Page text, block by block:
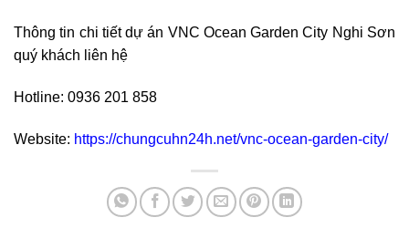
Thông tin chi tiết dự án VNC Ocean Garden City Nghi Sơn
quý khách liên hệ
Hotline: 0936 201 858
Website: https://chungcuhn24h.net/vnc-ocean-garden-city/